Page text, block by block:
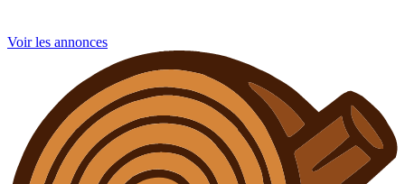
Voir les annonces